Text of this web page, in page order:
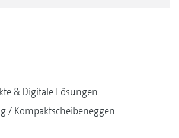
& Digitale Lösungen
Kompaktscheibeneggen